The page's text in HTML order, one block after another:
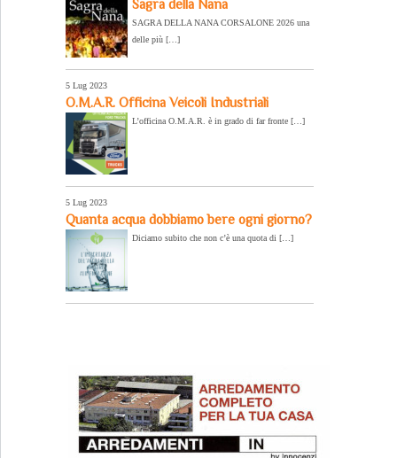
Sagra della Nana
SAGRA DELLA NANA CORSALONE 2026 una
delle più […]
5 Lug 2023
O.M.A.R. Officina Veicoli Industriali
L’officina O.M.A.R. è in grado di far fronte […]
5 Lug 2023
Quanta acqua dobbiamo bere ogni giorno?
Diciamo subito che non c’è una quota di […]